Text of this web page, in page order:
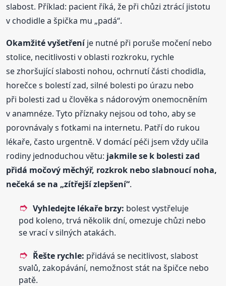
slabost. Příklad: pacient říká, že při chůzi ztrácí jistotu
v chodidle a špička mu „padá“.
Okamžité vyšetřeníje nutné při poruše močení nebo
stolice, necitlivosti v oblasti rozkroku, rychle
se zhoršující slabosti nohou, ochrnutí části chodidla,
horečce s bolestí zad, silné bolesti po úrazu nebo
při bolesti zad u člověka s nádorovým onemocněním
v anamnéze. Tyto příznaky nejsou od toho, aby se
porovnávaly s fotkami na internetu. Patří do rukou
lékaře, často urgentně. V domácí péči jsem vždy učila
rodiny jednoduchou větu: jakmile se k bolesti zad
přidá močový měchýř, rozkrok nebo slabnoucí noha,
nečeká se na „zítřejší zlepšení“.
Vyhledejte lékaře brzy: bolest vystřeluje
pod koleno, trvá několik dní, omezuje chůzi nebo
se vrací v silných atakách.
Řešte rychle: přidává se necitlivost, slabost
svalů, zakopávání, nemožnost stát na špičce nebo
patě.